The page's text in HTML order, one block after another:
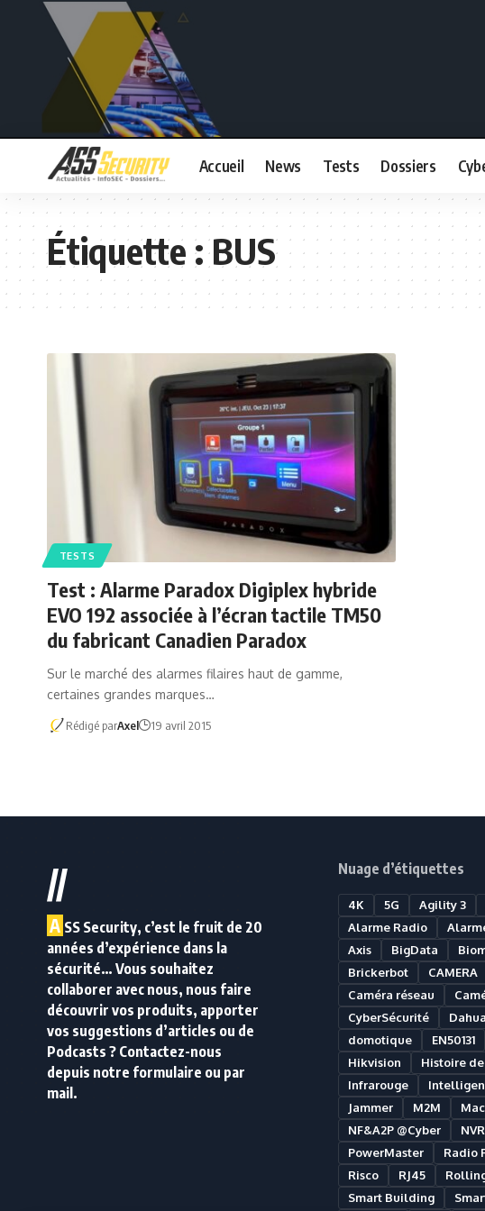
Accueil News Tests Dossiers
Étiquette :BUS
TESTS
Test : Alarme Paradox Digiplex hybride
EVO 192 associée à l’écran tactile TM50
du fabricant Canadien Paradox
Sur le marché des alarmes filaires haut de gamme,
certaines grandes marques…
Rédigé parAxel 19 avril 2015
//
A SS Security, c’est le fruit de 20
années d’expérience dans la
sécurité… Vous souhaitez
collaborer avec nous, nous faire
découvrir vos produits, apporter
vos suggestions d’articles ou de
Podcasts ? Contactez-nous
depuis notre formulaire ou par
mail.
Nuage d’étiquettes
4K 5G Agility 3
Alarme Radio
Axis
BigData
Brickerbot
CAMERA
Caméra réseau
CyberSécurité
Dahua
domotique
EN50131
Hikvision
Histoire
Infrarouge
Jammer
M2M
NF&A2P @Cyber
NVR
PowerMaster
Radio
Risco
RJ45
Smart Building